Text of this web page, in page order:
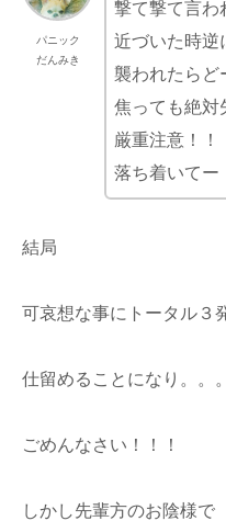
パニック
だんみき
撃て撃て言わ
近づいた時逆
襲われたらど
焦っても絶対
厳重注意！！
落ち着いてー
結局
可哀想な事にトータル３
仕留めることになり。。。
ごめんなさい！！！
しかし先輩方のお陰様で